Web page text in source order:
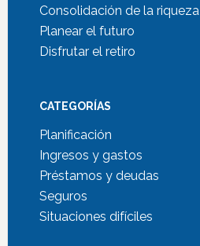
Consolidación de la riqueza
Planear el futuro
Disfrutar el retiro
CATEGORÍAS
Planificación
Ingresos y gastos
Préstamos y deudas
Seguros
Situaciones difíciles